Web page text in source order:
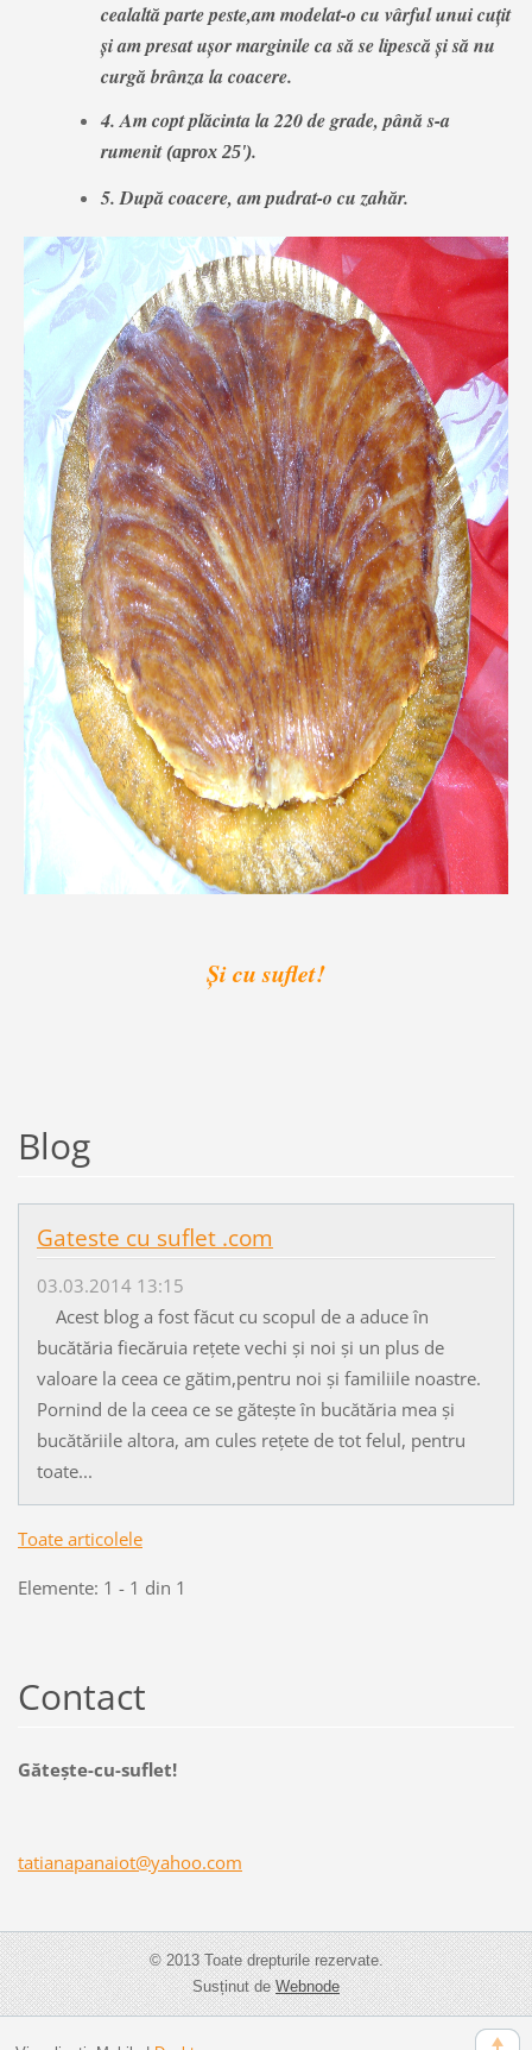
cealaltă parte peste,am modelat-o cu vârful unui cuţit
şi am presat uşor marginile ca să se lipescă şi să nu
curgă brânza la coacere.
4. Am copt plăcinta la 220 de grade, până s-a
rumenit(aprox 25').
5. După coacere, am pudrat-o cu zahăr.
Şi cu suflet!
Blog
Gateste cu suflet .com
03.03.2014 13:15
Acest blog a fost făcut cu scopul de a aduce în
bucătăria fiecăruia rețete vechi și noi și un plus de
valoare la ceea ce gătim,pentru noi și familiile noastre.
Pornind de la ceea ce se gătește în bucătăria mea și
bucătăriile altora, am cules rețete de tot felul, pentru
toate...
Toate articolele
Elemente: 1 - 1 din 1
Contact
Găteşte-cu-suflet!
tatianapanaiot@yahoo.com
© 2013 Toate drepturile rezervate.
Susținut deWebnode